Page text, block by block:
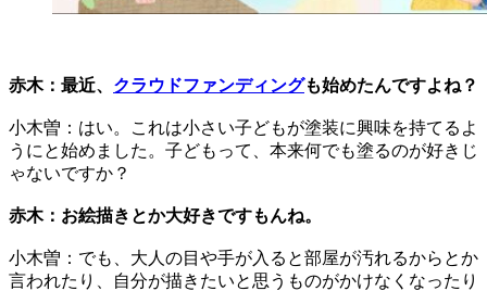
赤木：最近、 クラウドファンディングも始めたんですよね？
小木曽：はい。これは小さい子どもが塗装に興味を持てるよ
うにと始めました。子どもって、本来何でも塗るのが好きじ
ゃないですか？
赤木：お絵描きとか大好きですもんね。
小木曽：でも、大人の目や手が入ると部屋が汚れるからとか
言われたり、自分が描きたいと思うものがかけなくなったり